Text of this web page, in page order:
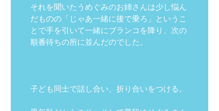
それを聞いたうめぐみのお姉さんは少し悩ん
だものの「じゃあ一緒に後で乗ろ」というこ
とで手を引いて一緒にブランコを降り、次の
順番待ちの所に並んだのでした。
子ども同士で話し合い、折り合いをつける。